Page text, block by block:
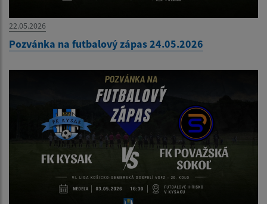
22.05.2026
Pozvánka na futbalový zápas 24.05.2026